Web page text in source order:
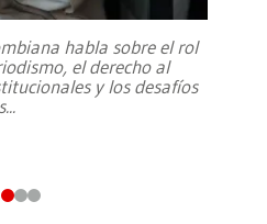
habla sobre el rol
el derecho al
y los desafíos
...